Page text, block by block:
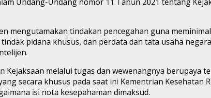
mengutamakan tindakan pencegahan guna
pidana khusus, dan perdata dan tata usaha
Kejaksaan melalui tugas dan wewenangnya berupaya
secara khusus pada saat ini Kementrian
isi nota kesepahaman dimaksud.